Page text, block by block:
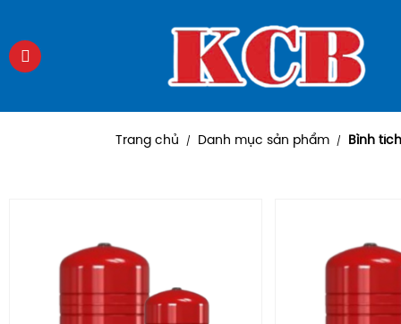
Trang chủ / Danh mục sản phẩm / Bình